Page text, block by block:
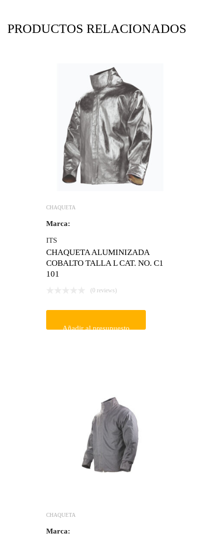
PRODUCTOS RELACIONADOS
CHAQUETA
Marca:
ITS
CHAQUETA ALUMINIZADA
COBALTO TALLA L CAT. NO. C1
101
(0 reviews)
Añadir al presupuesto
CHAQUETA
Marca: